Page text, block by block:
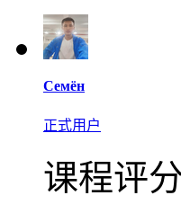
Семён
正式用户
课程评